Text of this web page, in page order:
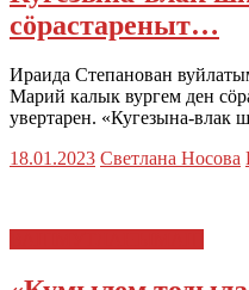
сӧрастареныт…
Ираида Степанован
Марий калык вургем ден
увертарен. «Кугезына-влак
18.01.2023 Светлана Носова